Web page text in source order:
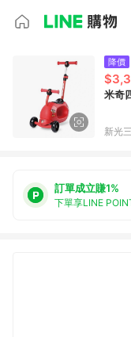
降價
米奇
新光
訂單成立賺1%
下單享LINE